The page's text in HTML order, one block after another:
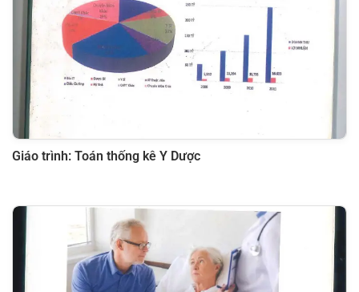
Giáo trình: Toán thống kê Y Dược